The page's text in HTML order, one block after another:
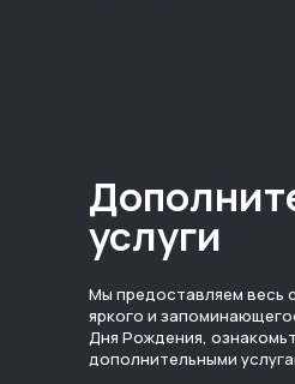
услуги
Мы предоставляем весь
яркого и
Дня Рождения,
дополнительными